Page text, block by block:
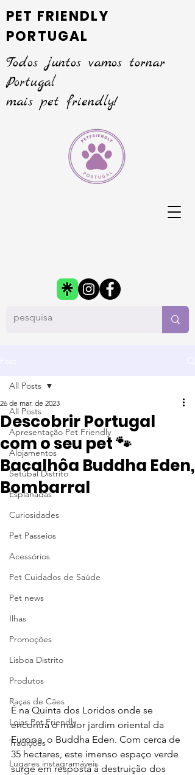
PET FRIENDLY
PORTUGAL
Todos juntos vamos tornar
Portugal
mais pet friendly!
All Posts
Apresentação Pet Friendly
Alojamentos
Setúbal Distrito
Esplanadas
Curiosidades
Pet Passeios
Acessórios
Pet Cuidados de Saúde
Pet news
Ilhas
Promoções
Lisboa Distrito
Produtos
Raças de Cães
Lojas Pet Friendly
Tradições
Lugares instagramáveis
All Posts
Descobrir Portugal
com o seu pet 🐾
Bacalhôa Buddha Eden,
Bombarral
26 de mar. de 2023
É na Quinta dos Loridos onde se
encontra o maior jardim oriental da
Europa, o Buddha Eden. Com cerca de
35 hectares, este imenso espaço verde
surge em resposta à destruição dos